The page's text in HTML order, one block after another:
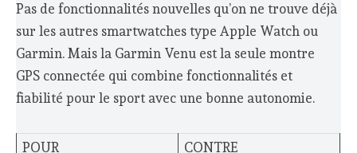
Pas de fonctionnalités nouvelles qu’on ne trouve déjà
sur les autres smartwatches type Apple Watch ou
Garmin. Mais la Garmin Venu est la seule montre
GPS connectée qui combine fonctionnalités et
fiabilité pour le sport avec une bonne autonomie.
POUR
CONTRE